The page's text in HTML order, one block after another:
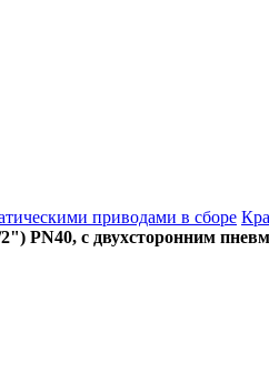
приводами в сборе
PN40, с двухсторонним